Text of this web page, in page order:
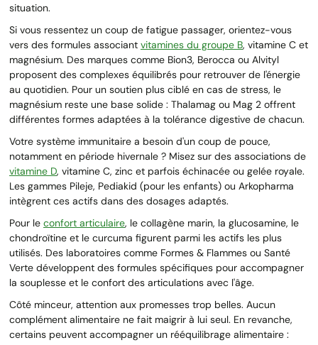
situation.
Si vous ressentez un coup de fatigue passager, orientez-vous
vers des formules associant vitamines du groupe B, vitamine C et
magnésium. Des marques comme Bion3, Berocca ou Alvityl
proposent des complexes équilibrés pour retrouver de l'énergie
au quotidien. Pour un soutien plus ciblé en cas de stress, le
magnésium reste une base solide : Thalamag ou Mag 2 offrent
différentes formes adaptées à la tolérance digestive de chacun.
Votre système immunitaire a besoin d'un coup de pouce,
notamment en période hivernale ? Misez sur des associations de
vitamine D, vitamine C, zinc et parfois échinacée ou gelée royale.
Les gammes Pileje, Pediakid (pour les enfants) ou Arkopharma
intègrent ces actifs dans des dosages adaptés.
Pour le confort articulaire, le collagène marin, la glucosamine, le
chondroïtine et le curcuma figurent parmi les actifs les plus
utilisés. Des laboratoires comme Formes & Flammes ou Santé
Verte développent des formules spécifiques pour accompagner
la souplesse et le confort des articulations avec l'âge.
Côté minceur, attention aux promesses trop belles. Aucun
complément alimentaire ne fait maigrir à lui seul. En revanche,
certains peuvent accompagner un rééquilibrage alimentaire :